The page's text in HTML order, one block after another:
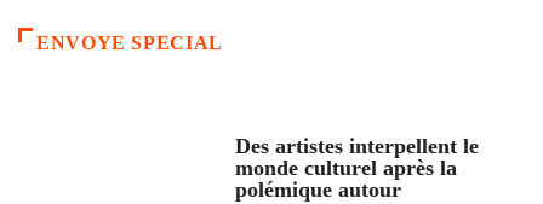
ENVOYE SPECIAL
Des artistes interpellent le
monde culturel après la
polémique autour